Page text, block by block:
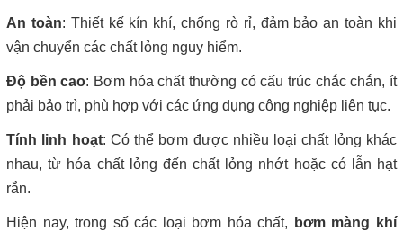
An toàn: Thiết kế kín khí, chống rò rỉ, đảm bảo an toàn khi
vận chuyển các chất lỏng nguy hiểm.
Độ bền cao: Bơm hóa chất thường có cấu trúc chắc chắn, ít
phải bảo trì, phù hợp với các ứng dụng công nghiệp liên tục.
Tính linh hoạt: Có thể bơm được nhiều loại chất lỏng khác
nhau, từ hóa chất lỏng đến chất lỏng nhớt hoặc có lẫn hạt
rắn.
Hiện nay, trong số các loại bơm hóa chất,
bơm màng khí